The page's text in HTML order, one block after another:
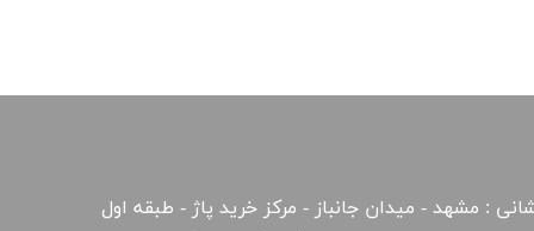
: مشهد - میدان جانباز - مرکز خرید پاژ - طبقه اول